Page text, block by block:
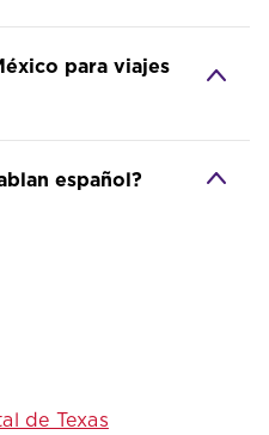
para viajes
español?
de Texas